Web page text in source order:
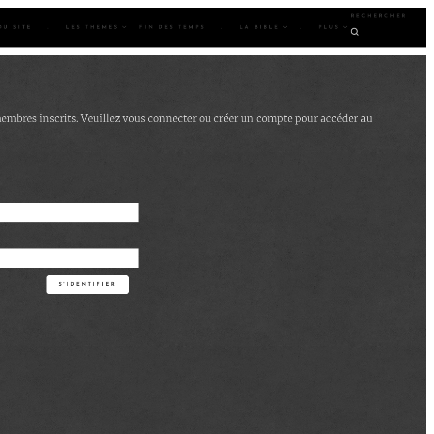
SITE . LES THEMES FIN DES TEMPS . LA BIBLE . PLUS
RECHERCHER
inscrits. Veuillez vous connecter ou créer un compte pour accéder au
S'IDENTIFIER